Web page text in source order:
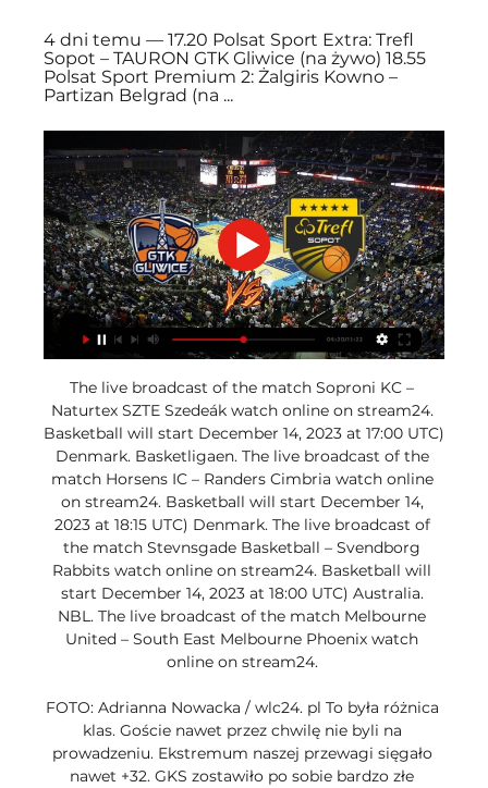
4 dni temu — 17.20 Polsat Sport Extra: Trefl
Sopot – TAURON GTK Gliwice (na żywo) 18.55
Polsat Sport Premium 2: Żalgiris Kowno –
Partizan Belgrad (na ...
The live broadcast of the match Soproni KC –
Naturtex SZTE Szedeák watch online on stream24.
Basketball will start December 14, 2023 at 17:00 UTC)
Denmark. Basketligaen. The live broadcast of the
match Horsens IC – Randers Cimbria watch online
on stream24. Basketball will start December 14,
2023 at 18:15 UTC) Denmark. The live broadcast of
the match Stevnsgade Basketball – Svendborg
Rabbits watch online on stream24. Basketball will
start December 14, 2023 at 18:00 UTC) Australia.
NBL. The live broadcast of the match Melbourne
United – South East Melbourne Phoenix watch
online on stream24.
FOTO: Adrianna Nowacka / wlc24. pl To była różnica
klas. Goście nawet przez chwilę nie byli na
prowadzeniu. Ekstremum naszej przewagi sięgało
nawet +32. GKS zostawiło po sobie bardzo złe